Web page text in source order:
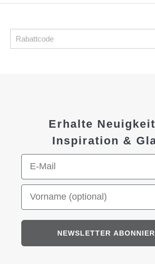
Erhalte
Inspiration &
E-Mail-Adresse
Vorname (optional)
NEWSLETTER